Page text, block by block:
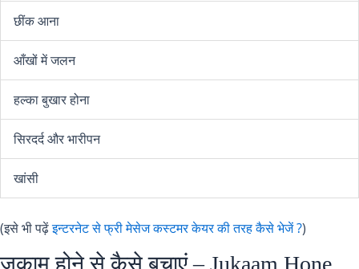
छींक आना
आँखों में जलन
हल्का बुखार होना
सिरदर्द और भारीपन
खांसी
(इसे भी पढ़ेंइन्टरनेट से फ्री मेसेज कस्टमर केयर की तरह कैसे भेजें ?)